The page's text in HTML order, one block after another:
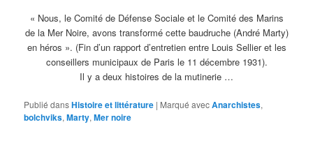
« Nous, le Comité de Défense Sociale et le Comité des Marins
de la Mer Noire, avons transformé cette baudruche (André Marty)
en héros ». (Fin d’un rapport d’entretien entre Louis Sellier et les
conseillers municipaux de Paris le 11 décembre 1931).
Il y a deux histoires de la mutinerie …
Publié dansHistoire et littérature | Marqué avecAnarchistes,
bolchviks,Marty,Mer noire